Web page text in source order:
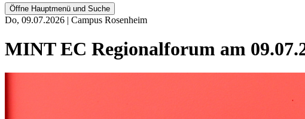
Öffne Hauptmenü und Suche
Do, 09.07.2026 | Campus Rosenheim
MINT EC Regionalforum am